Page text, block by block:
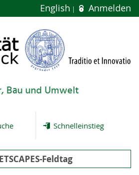
English Anmelden
Bau und Umwelt
Schnelleinstieg
Feldtag